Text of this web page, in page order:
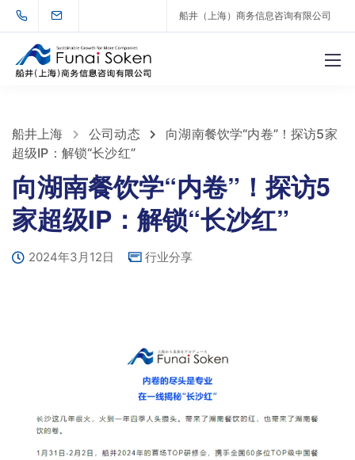
船井（上海）商务信息咨询有限公司
船井上海 公司动态
向湖南餐饮学“内卷”！探访5家
超级IP：解锁“长沙红”
向湖南餐饮学“内卷”！探访5
家超级IP：解锁“长沙红”
2024年3月12日 行业分享